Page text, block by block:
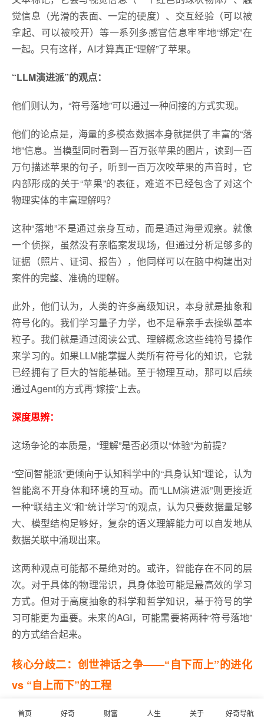
觉信息（光滑的表面、一定的硬度）、交互经验（可以被
拿起、可以被咬开）等一系列多感官信息牢牢地“绑定”在
一起。只有这样，AI才算真正“理解”了苹果。
“LLM演进派”的观点：
他们则认为，“符号落地”可以通过一种间接的方式实现。
他们的论点是，海量的多模态数据本身就提供了丰富的“落
地”信息。当模型同时看到一百万张苹果的图片，读到一百
万句描述苹果的句子，听到一百万次咬苹果的声音时，它
内部形成的关于“苹果”的表征，难道不已经包含了对这个
物理实体的丰富理解吗？
这种“落地”不是通过亲身互动，而是通过海量观察。就像
一个侦探，虽然没有亲临案发现场，但通过分析足够多的
证据（照片、证词、报告），他同样可以在脑中构建出对
案件的完整、准确的理解。
此外，他们认为，人类的许多高级知识，本身就是抽象和
符号化的。我们学习量子力学，也不是靠亲手去操纵基本
粒子。我们就是通过阅读公式、理解概念这些纯符号操作
来学习的。如果LLM能掌握人类所有符号化的知识，它就
已经拥有了巨大的智能基础。至于物理互动，那可以后续
通过Agent的方式再“嫁接”上去。
深度思辨：
这场争论的本质是，“理解”是否必须以“体验”为前提？
“空间智能派”更倾向于认知科学中的“具身认知”理论，认为
智能离不开身体和环境的互动。而“LLM演进派”则更接近
一种“联结主义”和“统计学习”的观点，认为只要数据量足够
大、模型结构足够好，复杂的语义理解能力可以自发地从
数据关联中涌现出来。
这两种观点可能都不是绝对的。或许，智能存在不同的层
次。对于具体的物理常识，具身体验可能是最高效的学习
方式。但对于高度抽象的科学和哲学知识，基于符号的学
习可能更为重要。未来的AGI，可能需要将两种“符号落地”
的方式结合起来。
核心分歧二：创世神话之争——“自下而上”的进化
vs “自上而下”的工程
这是关于构建AGI的两种截然不同的“创世”哲学。
首页 好奇 财富 人生 关于 好奇导航